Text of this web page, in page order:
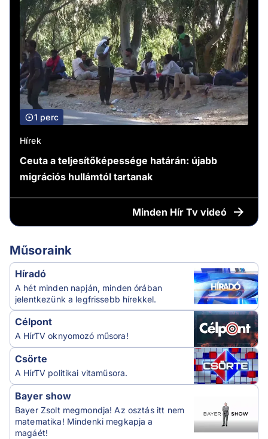
1 perc
Hírek
Ceuta a teljesítőképessége határán: újabb
migrációs hullámtól tartanak
Minden Hír Tv videó
Műsoraink
Híradó
A hét minden napján, minden órában
jelentkezünk a legfrissebb hírekkel.
Célpont
A HírTV oknyomozó műsora!
Csörte
A HírTV politikai vitaműsora.
Bayer show
Bayer Zsolt megmondja! Az osztás itt nem
matematika! Mindenki megkapja a
magáét!